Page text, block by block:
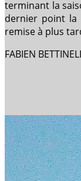
terminant la
dernier point
remise à plus
FABIEN